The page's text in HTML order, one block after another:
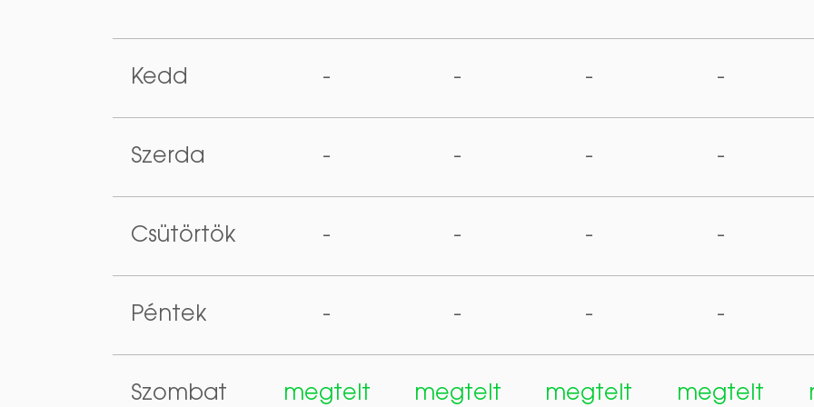
Kedd - - - -
Szerda - - - -
Csütörtök - - - -
Péntek - - - -
Szombat megtelt megtelt megtelt megtelt